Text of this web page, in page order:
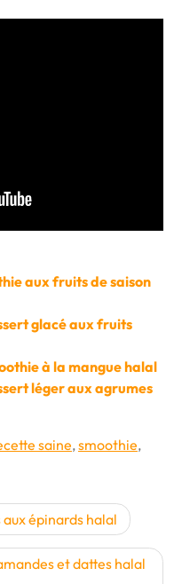
aux fruits de saison
glacé aux fruits
à la mangue halal
léger aux agrumes
saine, smoothie,
épinards halal
et dattes halal